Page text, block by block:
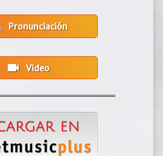
Pronunciación
videocam Video